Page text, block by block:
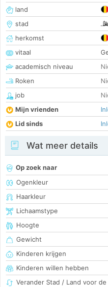
land
stad
herkomst
vitaal
academisch niveau
Roken
job
Mijn vrienden
Lid sinds
Wat meer details
Op zoek naar
Ogenkleur
Haarkleur
Lichaamstype
Hoogte
Gewicht
Kinderen krijgen
Kinderen willen hebben
Verander Stad / Land voor